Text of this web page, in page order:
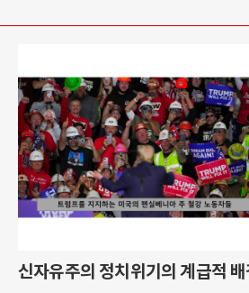
신자유주의 정치위기의 계급적